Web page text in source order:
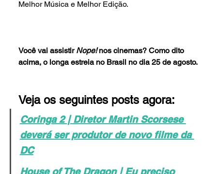
Melhor Música e Melhor Edição.
Você vai assistir Nope! nos cinemas? Como dito
acima, o longa estreia no Brasil no dia 25 de agosto.
Veja os seguintes posts agora:
Coringa 2 | Diretor Martin Scorsese
deverá ser produtor de novo filme da
DC